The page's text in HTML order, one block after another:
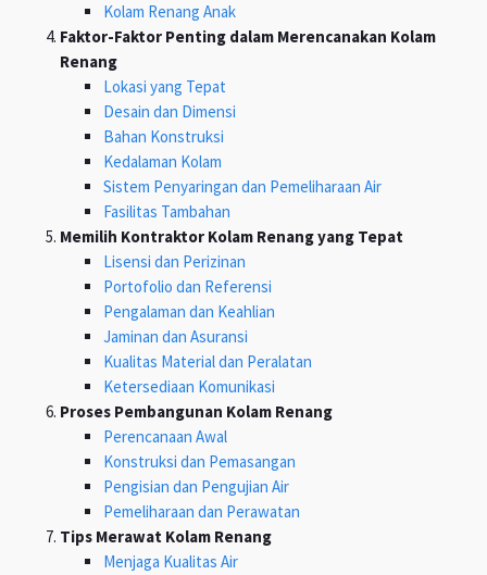
Kolam Renang Anak
Faktor-Faktor Penting dalam Merencanakan Kolam
Renang
Lokasi yang Tepat
Desain dan Dimensi
Bahan Konstruksi
Kedalaman Kolam
Sistem Penyaringan dan Pemeliharaan Air
Fasilitas Tambahan
Memilih Kontraktor Kolam Renang yang Tepat
Lisensi dan Perizinan
Portofolio dan Referensi
Pengalaman dan Keahlian
Jaminan dan Asuransi
Kualitas Material dan Peralatan
Ketersediaan Komunikasi
Proses Pembangunan Kolam Renang
Perencanaan Awal
Konstruksi dan Pemasangan
Pengisian dan Pengujian Air
Pemeliharaan dan Perawatan
Tips Merawat Kolam Renang
Menjaga Kualitas Air